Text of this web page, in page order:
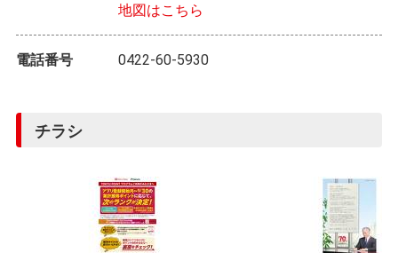
地図はこちら
電話番号 0422-60-5930
チラシ